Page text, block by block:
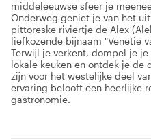
middeleeuwse sfeer je
Onderweg geniet je van het
pittoreske riviertje de Alex
liefkozende bijnaam "Venetië
Terwijl je verkent, dompel je
lokale keuken en ontdek je de
zijn voor het westelijke deel
ervaring belooft een heerlijke
gastronomie.